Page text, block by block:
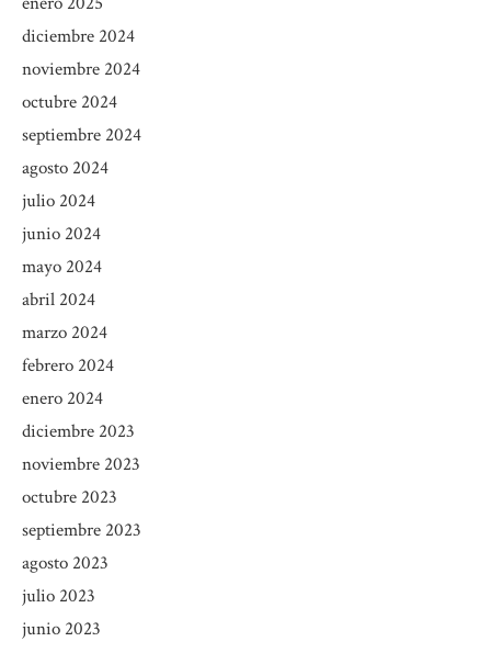
diciembre 2024
noviembre 2024
octubre 2024
septiembre 2024
agosto 2024
julio 2024
junio 2024
mayo 2024
abril 2024
marzo 2024
febrero 2024
enero 2024
diciembre 2023
noviembre 2023
octubre 2023
septiembre 2023
agosto 2023
julio 2023
junio 2023